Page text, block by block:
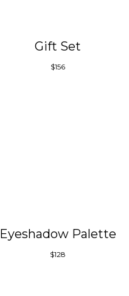
Gift Set
$156
Eyeshadow Palette
$128